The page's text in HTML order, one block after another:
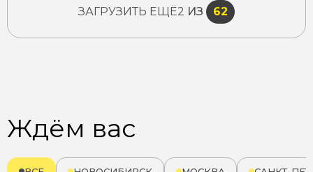
ЗАГРУЗИТЬ ЕЩЁ2 ИЗ 62
Ждём вас